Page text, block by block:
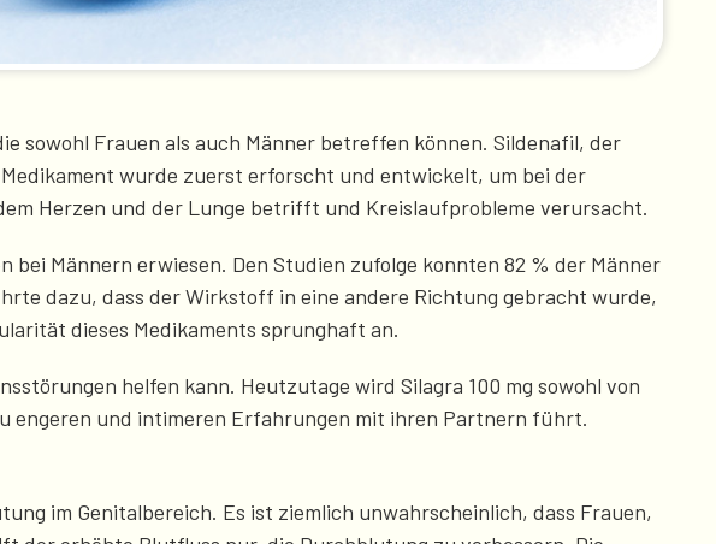
sowohl Frauen als auch Männer betreffen können. Sildenafil, der
wurde zuerst erforscht und entwickelt, um bei der
Herzen und der Lunge betrifft und Kreislaufprobleme verursacht.
Männern erwiesen. Den Studien zufolge konnten 82 % der Männer
dazu, dass der Wirkstoff in eine andere Richtung gebracht wurde,
dieses Medikaments sprunghaft an.
helfen kann. Heutzutage wird Silagra 100 mg sowohl von
engeren und intimeren Erfahrungen mit ihren Partnern führt.
im Genitalbereich. Es ist ziemlich unwahrscheinlich, dass Frauen,